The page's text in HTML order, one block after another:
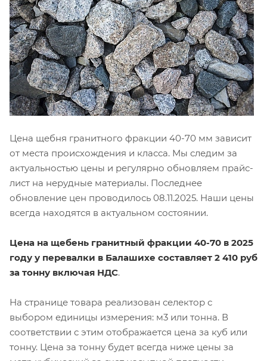
Цена щебня гранитного фракции 40-70 мм зависит
от места происхождения и класса. Мы следим за
актуальностью цены и регулярно обновляем прайс-
лист на нерудные материалы. Последнее
обновление цен проводилось 08.11.2025. Наши цены
всегда находятся в актуальном состоянии.
Цена на щебень гранитный фракции 40-70 в 2025
году у перевалки в Балашихе составляет 2 410 руб
за тонну включая НДС.
На странице товара реализован селектор с
выбором единицы измерения: м3 или тонна. В
соответствии с этим отображается цена за куб или
тонну. Цена за тонну будет всегда ниже цены за